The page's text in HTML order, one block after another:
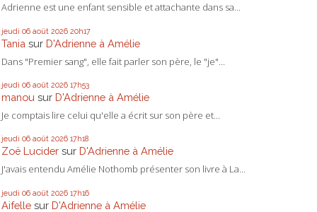
Adrienne est une enfant sensible et attachante dans sa...
jeudi 06 août 2026 20h17
Tania sur D'Adrienne à Amélie
Dans "Premier sang", elle fait parler son père, le "je"...
jeudi 06 août 2026 17h53
manou sur D'Adrienne à Amélie
Je comptais lire celui qu'elle a écrit sur son père et...
jeudi 06 août 2026 17h18
Zoë Lucider sur D'Adrienne à Amélie
J'avais entendu Amélie Nothomb présenter son livre à La...
jeudi 06 août 2026 17h16
Aifelle sur D'Adrienne à Amélie